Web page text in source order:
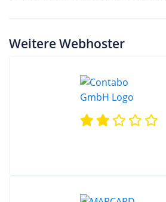
Weitere Webhoster